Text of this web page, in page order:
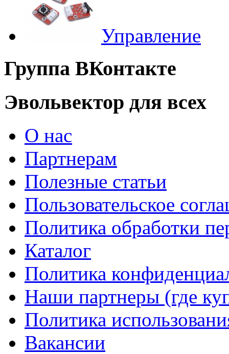
Управление
Группа ВКонтакте
Эвольвектор для всех
О нас
Партнерам
Полезные статьи
Пользовательское
Политика обработки
Каталог
Политика
Наши партнеры (где
Политика
Вакансии